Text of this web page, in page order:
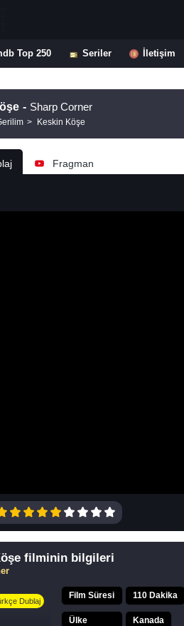
Top 250 Seriler İletişim
- Sharp Corner
Keskin Köşe
Fragman
filminin bilgileri
Dublaj
Film Süresi 110 Dakika
Ülke Kanada